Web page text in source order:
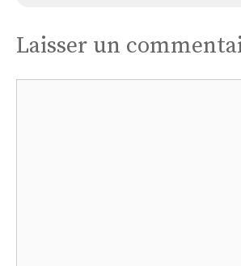
Laisser un